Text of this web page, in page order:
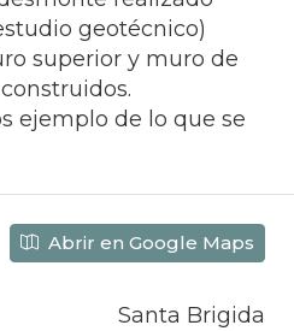
geotécnico)
superior y muro de
ejemplo de lo que se
Abrir en Google Maps
Santa Brigida